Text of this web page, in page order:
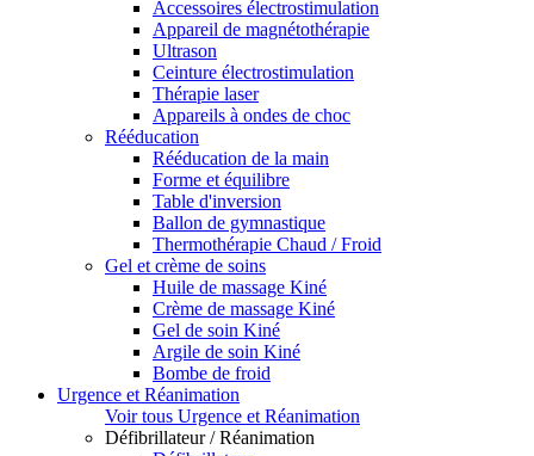
Accessoires électrostimulation
Appareil de magnétothérapie
Ultrason
Ceinture électrostimulation
Thérapie laser
Appareils à ondes de choc
Rééducation
Rééducation de la main
Forme et équilibre
Table d'inversion
Ballon de gymnastique
Thermothérapie Chaud / Froid
Gel et crème de soins
Huile de massage Kiné
Crème de massage Kiné
Gel de soin Kiné
Argile de soin Kiné
Bombe de froid
Urgence et Réanimation
Voir tous Urgence et Réanimation
Défibrillateur / Réanimation